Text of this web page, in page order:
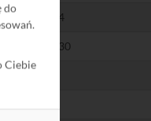
do
Ciebie
12 / 24
460 / 230